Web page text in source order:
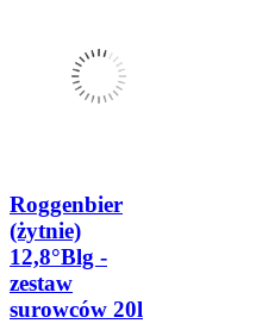
Roggenbier
(żytnie)
12,8°Blg -
zestaw
surowców 20l